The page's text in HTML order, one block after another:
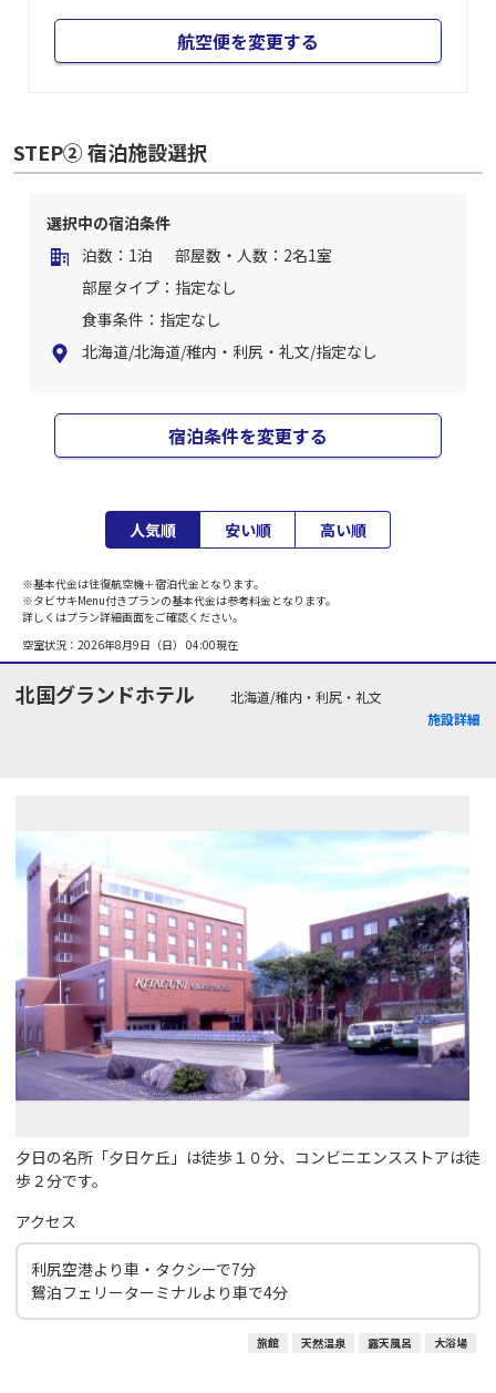
航空便を変更する
STEP② 宿泊施設選択
選択中の宿泊条件
泊数：1泊
部屋数・人数：2名1室
部屋タイプ：指定なし
食事条件：指定なし
北海道/北海道/稚内・利尻・礼文/指定なし
宿泊条件を変更する
人気順 安い順 高い順
※基本代金は往復航空機＋宿泊代金となります。
※タビサキMenu付きプランの基本代金は参考料金となります。
詳しくはプラン詳細画面をご確認ください。
空室状況： 2026年8月9日（日） 04:00現在
北国グランドホテル
北海道/稚内・利尻・礼文
施設詳細
夕日の名所「夕日ケ丘」は徒歩１０分、コンビニエンスストアは徒
歩２分です。
アクセス
利尻空港より車・タクシーで7分
鴛泊フェリーターミナルより車で4分
旅館 天然温泉 露天風呂 大浴場